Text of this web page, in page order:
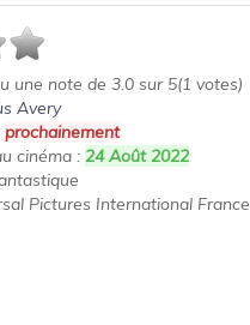
une note de3.0 sur 5(1 votes)
Avery
prochainement
cinéma : 24 Août 2022
Pictures International France